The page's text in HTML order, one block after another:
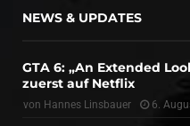
NEWS & UPDATES
GTA 6: „An Extended
zuerst auf Netflix
von Hannes Linsbauer 6.